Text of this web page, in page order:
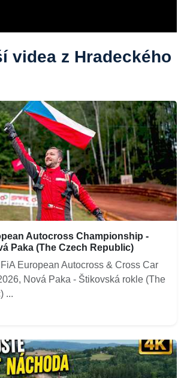
videa z Hradeckého
Autocross Championship -
Paka (The Czech Republic)
European Autocross & Cross Car
Nová Paka - Štikovská rokle (The
...